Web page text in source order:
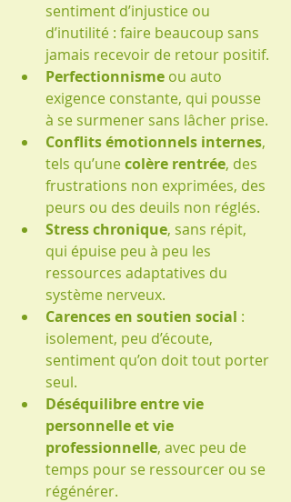
sentiment d’injustice ou
d’inutilité : faire beaucoup sans
jamais recevoir de retour positif.
Perfectionnisme ou auto
exigence constante, qui pousse
à se surmener sans lâcher prise.
Conflits émotionnels internes,
tels qu’une colère rentrée, des
frustrations non exprimées, des
peurs ou des deuils non réglés.
Stress chronique, sans répit,
qui épuise peu à peu les
ressources adaptatives du
système nerveux.
Carences en soutien social :
isolement, peu d’écoute,
sentiment qu’on doit tout porter
seul.
Déséquilibre entre vie
personnelle et vie
professionnelle, avec peu de
temps pour se ressourcer ou se
régénérer.